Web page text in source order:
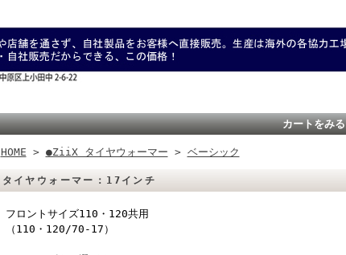
カートをみる
HOME > ●ZiiX タイヤウォーマー > ベーシック
タイヤウォーマー：17インチ
フロントサイズ110・120共用
（110・120/70-17）